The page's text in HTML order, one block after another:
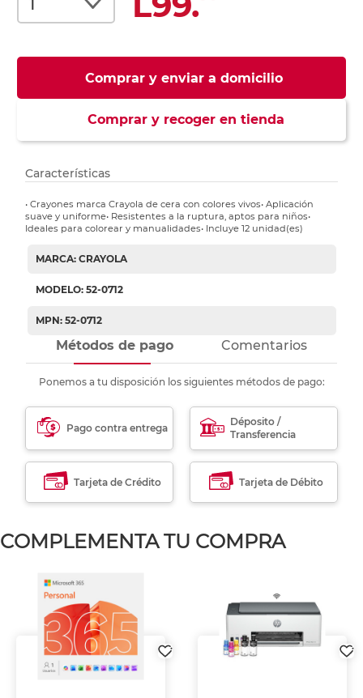
Comprar y enviar a domicilio
Comprar y recoger en tienda
Características
• Crayones marca Crayola de cera con colores vivos• Aplicación
suave y uniforme• Resistentes a la ruptura, aptos para niños•
Ideales para colorear y manualidades• Incluye 12 unidad(es)
MARCA: CRAYOLA
MODELO: 52-0712
MPN: 52-0712
Métodos de pago Comentarios
Ponemos a tu disposición los siguientes métodos de pago:
Pago contra entrega
Déposito /
Transferencia
Tarjeta de Crédito Tarjeta de Débito
COMPLEMENTA TU COMPRA